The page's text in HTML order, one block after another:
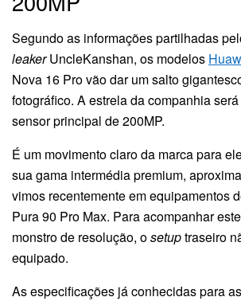
Segundo as informações partilhadas
leakerUncleKanshan, os modelos
Nova 16 Pro vão dar um salto
fotográfico. A estrela da companhia
sensor principal de 200MP.
É um movimento claro da marca para
sua gama intermédia premium,
vimos recentemente em equipamentos
Pura 90 Pro Max. Para acompanhar
monstro de resolução, osetuptraseiro
equipado.
As especificações já conhecidas para